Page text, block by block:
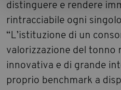
distinguere e rendere
rintracciabile ogni
“L’istituzione di un
valorizzazione del tonno
innovativa e di grande
proprio benchmark a